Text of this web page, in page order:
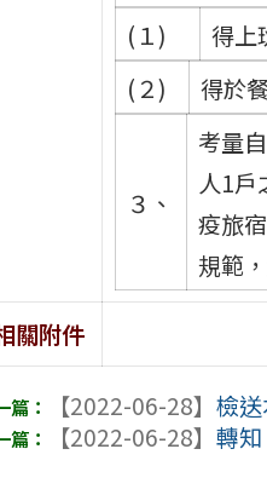
(１)
得上
(２)
得於
３、
考量
人1戶
疫旅
規範
關附件
【2022-06-28】檢
【2022-06-28】轉